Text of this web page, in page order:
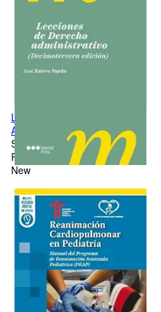
LECCIONES DE DERECHO
ADMINISTRATIVO 2026
Softcover
First Edition
New